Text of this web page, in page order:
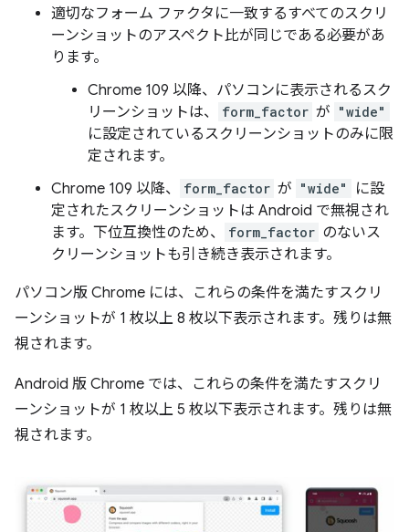
適切なフォーム ファクタに一致するすべてのスクリ
ーンショットのアスペクト比が同じである必要があ
ります。
Chrome 109 以降、パソコンに表示されるスク
リーンショットは、
form_factor が "wide"
に設定されているスクリーンショットのみに限
定されます。
Chrome 109 以降、
form_factor が "wide"
に設
定されたスクリーンショットは Android で無視され
ます。下位互換性のため、
form_factor のないス
クリーンショットも引き続き表示されます。
パソコン版 Chrome には、これらの条件を満たすスクリ
ーンショットが 1 枚以上 8 枚以下表示されます。残りは無
視されます。
Android 版 Chrome では、これらの条件を満たすスクリ
ーンショットが 1 枚以上 5 枚以下表示されます。残りは無
視されます。